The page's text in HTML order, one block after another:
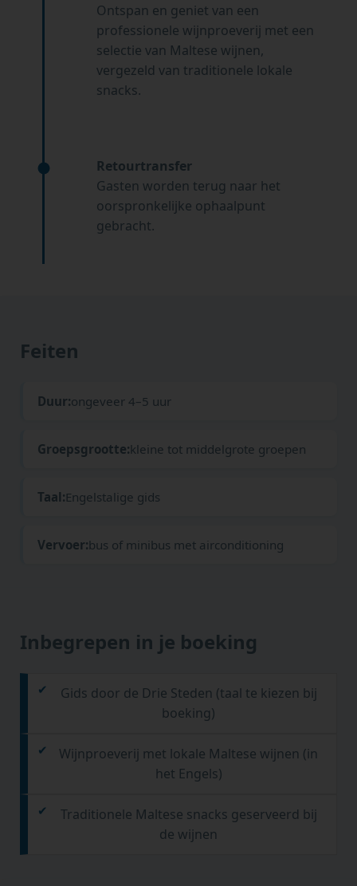
Ontspan en geniet van een
professionele wijnproeverij met een
selectie van Maltese wijnen,
vergezeld van traditionele lokale
snacks.
Retourtransfer
Gasten worden terug naar het
oorspronkelijke ophaalpunt
gebracht.
Feiten
Duur:ongeveer 4–5 uur
Groepsgrootte:kleine tot middelgrote groepen
Taal:Engelstalige gids
Vervoer:bus of minibus met airconditioning
Inbegrepen in je boeking
Gids door de Drie Steden (taal te kiezen bij
boeking)
Wijnproeverij met lokale Maltese wijnen (in
het Engels)
Traditionele Maltese snacks geserveerd bij
de wijnen